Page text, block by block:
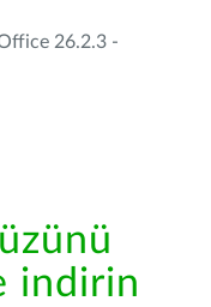
26.2.3 -
indirin